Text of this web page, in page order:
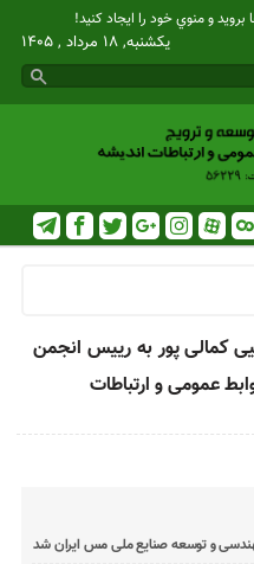
و منوي خود را ايجاد كنيد!
یکشنبه, ۱۸ مرداد , ۱۴۰۵
کمالی پور به رییس انجمن
عمومی و ارتباطات
و توسعه صنایع ملی مس ایران شد